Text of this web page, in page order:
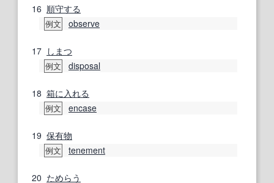
16 順守する
例文 observe
17 しまつ
例文 disposal
18 箱に入れる
例文 encase
19 保有物
例文 tenement
20 ためらう